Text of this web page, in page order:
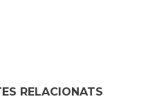
RELACIONATS